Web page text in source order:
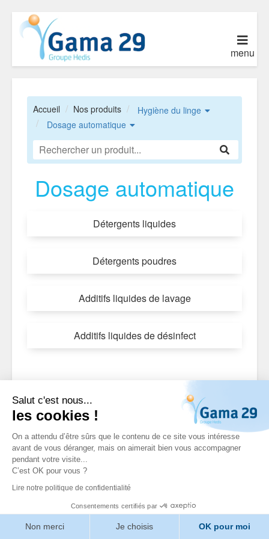
Salut c'est nous...
les cookies !
On a attendu d’être sûrs que le contenu de ce site vous intéresse
avant de vous déranger, mais on aimerait bien vous accompagner
pendant votre visite...
C’est OK pour vous ?
Lire notre politique de confidentialité
Consentements certifiés par
Non merci Je choisis OK pour moi
menu
Accueil Nos produits
Hygiène du linge
Dosage automatique
Dosage automatique
Détergents liquides
Détergents poudres
Additifs liquides de lavage
Additifs liquides de désinfect
Tous les produits " Dosage
automatique
Valider
1